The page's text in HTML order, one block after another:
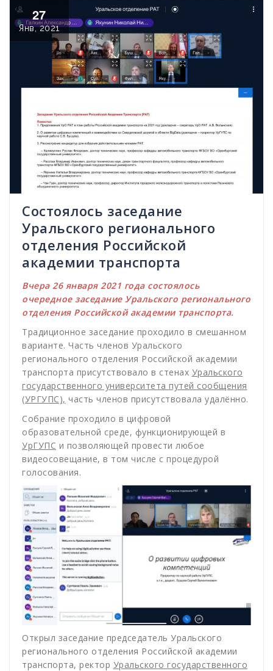
27
Янв, 2021
Состоялось заседание
Уральского регионального
отделения Российской
академии транспорта
Вчера 26 января 2021 года состоялось
очередное заседание Уральского регионального
отделения Российской академии транспорта.
Традиционное заседание проходило в смешанном
варианте. Часть членов Уральского
регионального отделения Российской академии
транспорта присутствовало в стенах Уральского
государственного университета путей сообщения
(УРГУПС), часть членов присутствовала удалённо.
Собрание проходило в цифровой
образовательной среде, функционирующей в
УрГУПС и позволяющей провести любое
видеосовещание, в том числе с процедурой
голосования.
Открыл заседание председатель Уральского
регионального отделения Российской академии
транспорта, ректор Уральского государственного